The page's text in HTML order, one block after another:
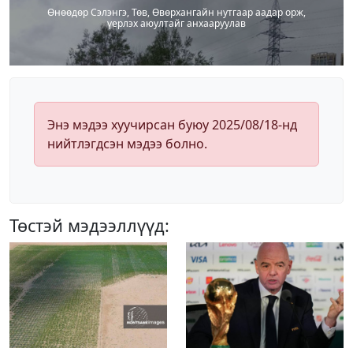
Өнөөдөр Сэлэнгэ, Төв, Өвөрхангайн нутгаар аадар орж,
үерлэх аюултайг анхааруулав
Энэ мэдээ хуучирсан буюу 2025/08/18-нд
нийтлэгдсэн мэдээ болно.
Төстэй мэдээллүүд: